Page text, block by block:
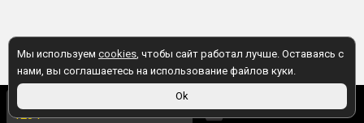
123 ₽
Мы используем cookies, чтобы сайт работал лучше. Оставаясь с
нами, вы соглашаетесь на использование файлов куки.
Ok